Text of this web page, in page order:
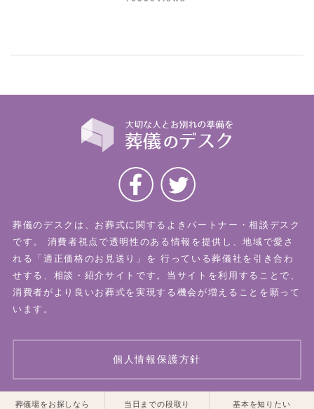
一覧はこちら
一覧はこちら
葬儀場をお探しなら 当日までの段取り 基本を知りたい
葬儀のデスクは、お葬式に関するよきパートナー・相談デスク
です。
消費者視点で透明性のある情報を提供し、地域で愛さ
れる「適正価格のお見送り」を 行っている葬儀社を引き合わ
せする、相談・紹介サイトです。当サイトを利用することで、
消費者がより良いお葬式を実現する機会が増えることを願って
います。
個人情報保護方針
© 2026 葬儀のデスク All Rights Reserved.